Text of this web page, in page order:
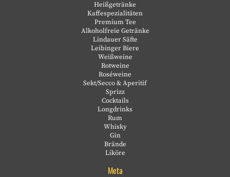
Heißgetränke
Kaffespezialitäten
Premium Tee
Alkoholfreie Getränke
Lindauer Säfte
Leibinger Biere
Weißweine
Rotweine
Roséweine
Sekt/Secco & Aperitif
Sprizz
Cocktails
Longdrinks
Rum
Whisky
Gin
Brände
Liköre
Meta